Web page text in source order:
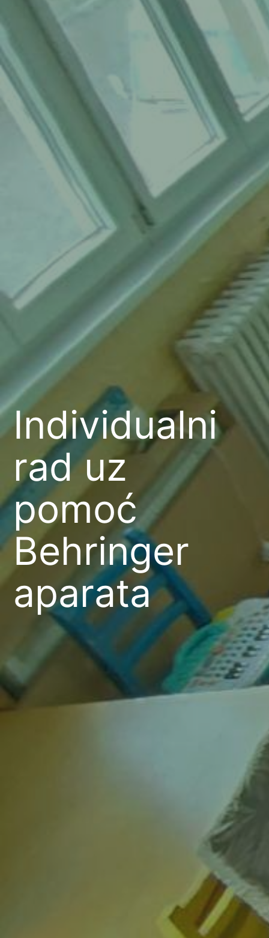
Individualni
rad uz
pomoć
Behringer
aparata